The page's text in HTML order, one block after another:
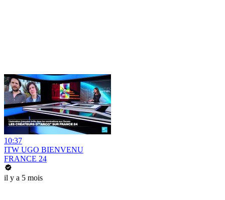
10:37
ITW UGO BIENVENU
FRANCE 24
il y a 5 mois